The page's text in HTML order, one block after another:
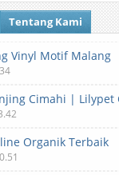
Tentang Kami
Vinyl Motif Malang
Organik Terbaik